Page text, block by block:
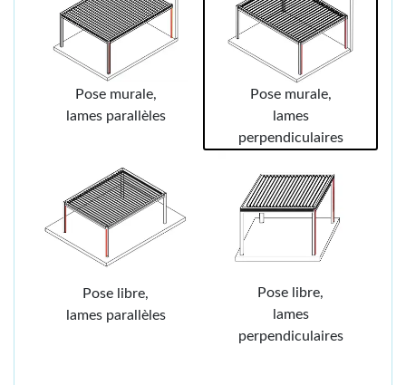
Pose murale,
lames parallèles
Pose murale,
lames
perpendiculaires
Pose libre,
lames parallèles
Pose libre,
lames
perpendiculaires